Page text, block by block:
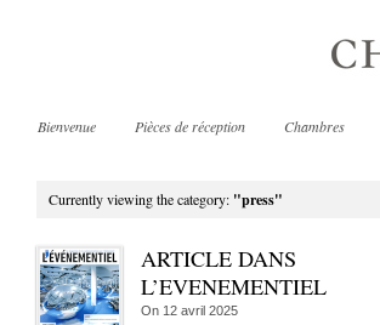
Bienvenue Pièces de réception Chambres
Currently viewing the category: "press"
ARTICLE DANS
L’EVENEMENTIEL
On 12 avril 2025